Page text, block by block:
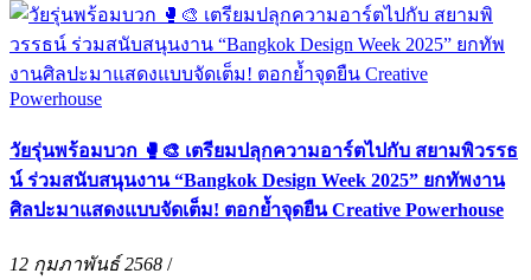
วัยรุ่นพร้อมบวก 🥊🎨 เตรียมปลุกความอาร์ตไปกับ สยามพิวรรธ
น์ ร่วมสนับสนุนงาน “Bangkok Design Week 2025” ยกทัพงาน
ศิลปะมาแสดงแบบจัดเต็ม! ตอกย้ำจุดยืน Creative Powerhouse
12 กุมภาพันธ์ 2568 /